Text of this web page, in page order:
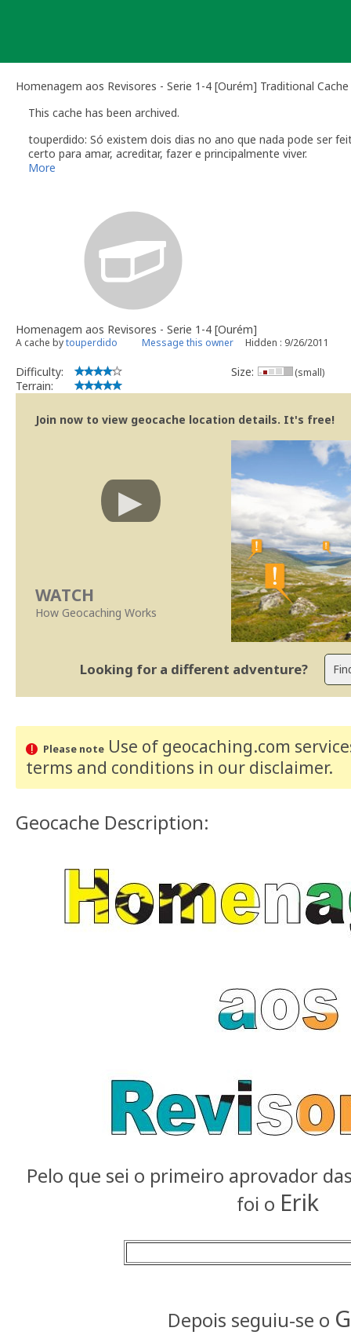
Homenagem aos Revisores - Serie 1-4 [Ourém] Traditional Cache
This cache has been archived.
touperdido: Só existem dois dias no ano que nada pode ser
certo para amar, acreditar, fazer e principalmente viver.
Dalai Lama
More
Homenagem aos Revisores - Serie 1-4 [Ourém]
A cache bytouperdido Message this owner Hidden : 9/26/2011
Difficulty:
Terrain:
Size: (small)
Join now to view geocache location details. It's free!
WATCH
How Geocaching Works
Looking for a different adventure?
Please noteUse of geocaching.com
terms and conditions in our disclaimer.
Geocache Description:
Pelo que sei o primeiro aprovador
foi o Erik
Depois seguiu-se o